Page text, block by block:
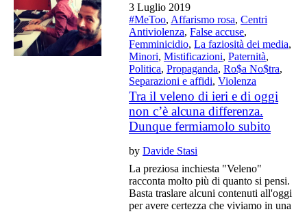
3 Luglio 2019
#MeToo, Affarismo rosa,Centri
Antiviolenza,False accuse,
Femminicidio,La faziosità dei media,
Minori,Mistificazioni,Paternità,
Politica,Propaganda,Ro$a No$tra,
Separazioni e affidi,Violenza
Tra il veleno di ieri e di oggi
non c’è alcuna differenza.
Dunque fermiamolo subito
byDavide Stasi
La preziosa inchiesta "Veleno"
racconta molto più di quanto si pensi.
Basta traslare alcuni contenuti all'oggi
per avere certezza che viviamo in una